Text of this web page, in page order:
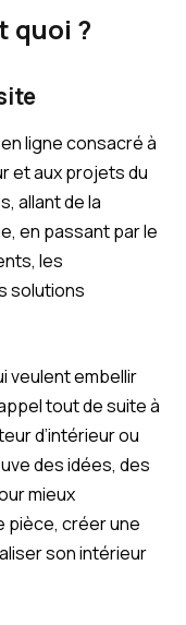
quoi ?
ligne consacré à
et aux projets du
allant de la
en passant par le
les
solutions
veulent embellir
tout de suite à
d’intérieur ou
des idées, des
mieux
pièce, créer une
son intérieur